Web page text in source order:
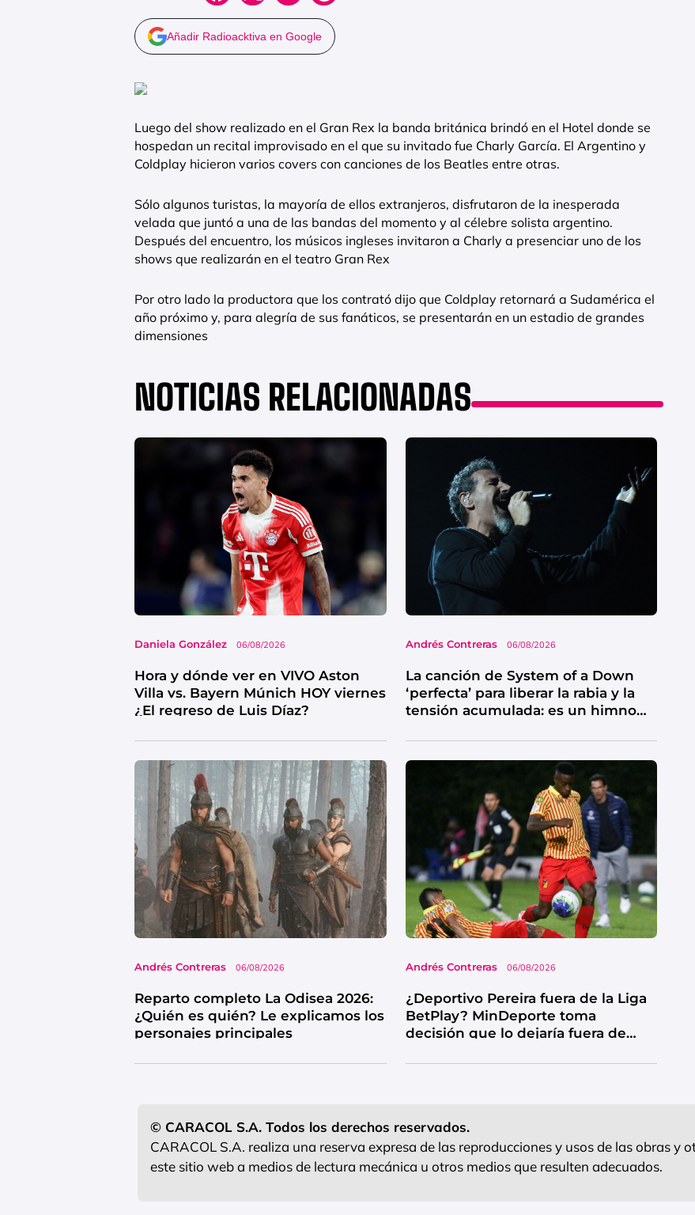
Añadir Radioacktiva en Google
Luego del show realizado en el Gran Rex la banda británica brindó en el Hotel donde se
hospedan un recital improvisado en el que su invitado fue Charly García. El Argentino y
Coldplay hicieron varios covers con canciones de los Beatles entre otras.
Sólo algunos turistas, la mayoría de ellos extranjeros, disfrutaron de la inesperada
velada que juntó a una de las bandas del momento y al célebre solista argentino.
Después del encuentro, los músicos ingleses invitaron a Charly a presenciar uno de los
shows que realizarán en el teatro Gran Rex
Por otro lado la productora que los contrató dijo que Coldplay retornará a Sudamérica el
año próximo y, para alegría de sus fanáticos, se presentarán en un estadio de grandes
dimensiones
NOTICIAS RELACIONADAS
Daniela González 06/08/2026
Hora y dónde ver en VIVO Aston
Villa vs. Bayern Múnich HOY viernes
¿El regreso de Luis Díaz?
Andrés Contreras 06/08/2026
La canción de System of a Down
‘perfecta’ para liberar la rabia y la
tensión acumulada: es un himno
Andrés Contreras 06/08/2026
Reparto completo La Odisea 2026:
¿Quién es quién? Le explicamos los
personajes principales
Andrés Contreras 06/08/2026
¿Deportivo Pereira fuera de la Liga
BetPlay? MinDeporte toma
decisión que lo dejaría fuera de
© CARACOL S.A. Todos los derechos reservados.
CARACOL S.A. realiza una reserva expresa de las reproducciones y usos de las obras y
este sitio web a medios de lectura mecánica u otros medios que resulten adecuados.